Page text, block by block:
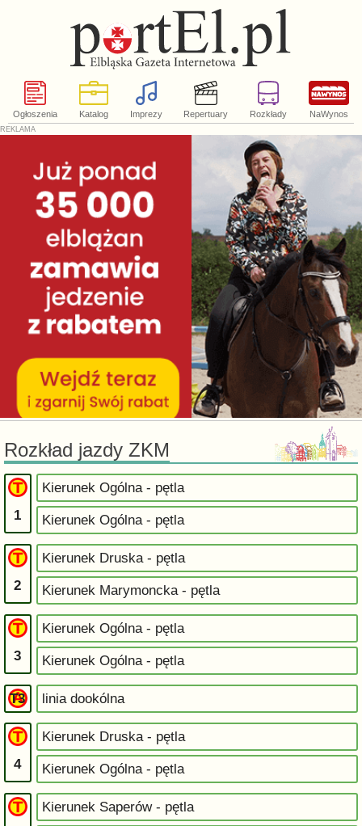
Ogłoszenia Katalog Imprezy Repertuary Rozkłady NaWynos
Rozkład jazdy ZKM
1
Kierunek Ogólna - pętla
Kierunek Ogólna - pętla
2
Kierunek Druska - pętla
Kierunek Marymoncka - pętla
3
Kierunek Ogólna - pętla
Kierunek Ogólna - pętla
T3 linia dookólna
4
Kierunek Druska - pętla
Kierunek Ogólna - pętla
Kierunek Saperów - pętla